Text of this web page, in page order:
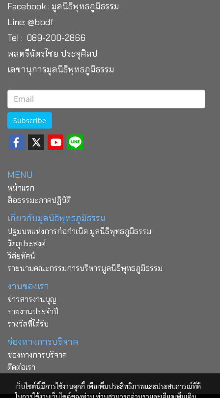
Facebook : มูลนิธิพุทธภูมิธรรม
Line: @bbdf
Tel : 089-200-2866
พลตรีฉัตรไชย ประจุศิลป
เลขานุการมูลนิธิพุทธภูมิธรรม
Subscribe
MENU
หน้าแรก
สื่อธรรมะภาคปฏิบัติ
เกี่ยวกับมูลนิธิพุทธภูมิธรรม
ปฐมบทแห่งการก่อกำเนิด มูลนิธิพุทธภูมิธรรม
วัตถุประสงค์
วิสัยทัศน์
รายนามคณะกรรมการบริหารมูลนิธิพุทธภูมิธรรม
งานของเรา
ข่าวสารงานบุญ
รายงานประจำปี
รางวัลที่ได้รับ
ช่องทางการบริจาค
ช่องทางการบริจาค
ติดต่อเรา
เว็บไซต์นี้มีการใช้งานคุกกี้ เพื่อเพิ่มประสิทธิภาพและประสบการณ์ที่ดี